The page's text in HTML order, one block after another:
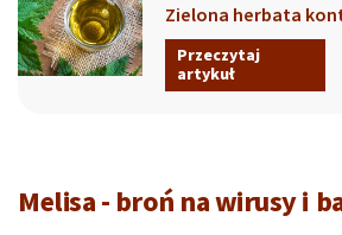
Zielona herbata
Przeczytaj
artykuł
Melisa - broń na wirusy i